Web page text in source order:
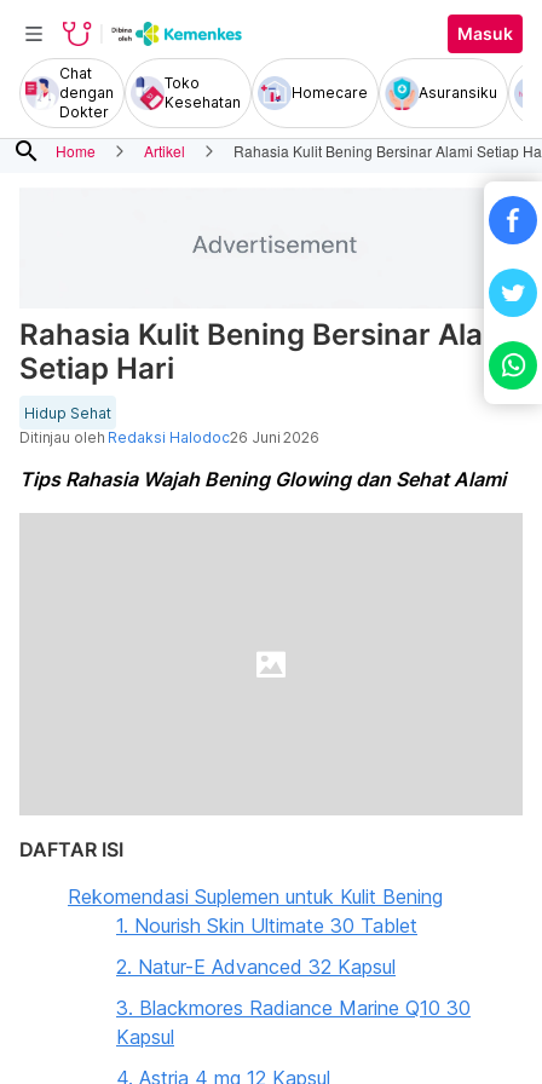
Masuk
Chat
dengan
Dokter
Toko
Kesehatan
Homecare Asuransiku
search Home Artikel Rahasia Kulit Bening Bersinar Alami Setiap
Rahasia Kulit Bening Bersinar Alami
Setiap Hari
Hidup Sehat
Ditinjau oleh Redaksi Halodoc26 Juni 2026
Tips Rahasia Wajah Bening Glowing dan Sehat Alami
DAFTAR ISI
Rekomendasi Suplemen untuk Kulit Bening
1. Nourish Skin Ultimate 30 Tablet
2. Natur-E Advanced 32 Kapsul
3. Blackmores Radiance Marine Q10 30
Kapsul
4. Astria 4 mg 12 Kapsul